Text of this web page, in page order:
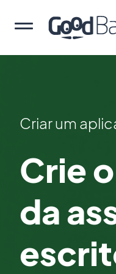
Criar um
Crie
da